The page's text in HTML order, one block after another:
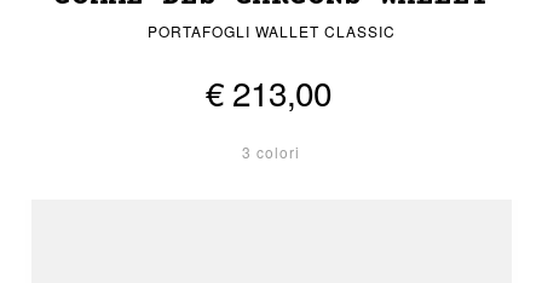
PORTAFOGLI WALLET CLASSIC
€ 213,00
3 colori